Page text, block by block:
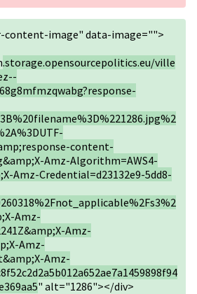
content-image" data-image="">
.storage.opensourcepolitics.eu/ville
content-
Amz-Algorithm=AWS4-
Amz-Credential=d23132e9-5dd8-
Amz-
Amz-
Amz-
Amz-
" alt="1286"></div>